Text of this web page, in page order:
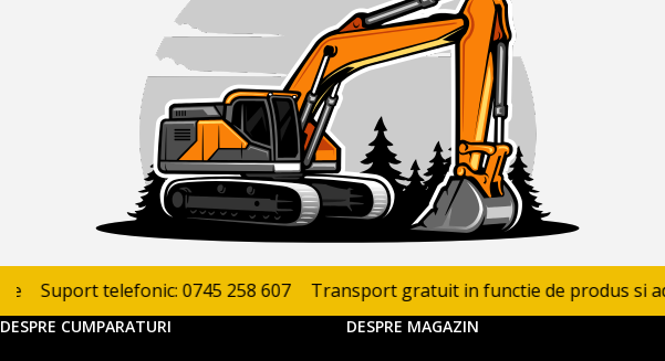
telefonic: 0745 258 607 Transport gratuit in functie de produs si adresa
DESPRE CUMPARATURI DESPRE MAGAZIN